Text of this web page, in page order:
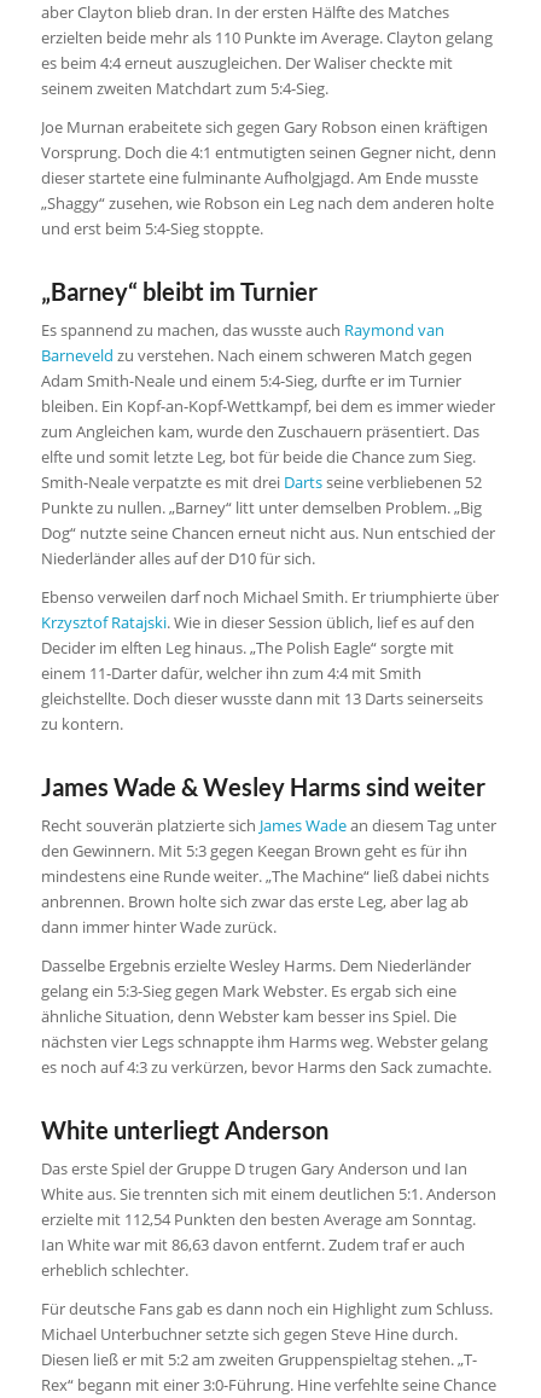
aber Clayton blieb dran. In der ersten Hälfte des Matches
erzielten beide mehr als 110 Punkte im Average. Clayton gelang
es beim 4:4 erneut auszugleichen. Der Waliser checkte mit
seinem zweiten Matchdart zum 5:4-Sieg.
Joe Murnan erabeitete sich gegen Gary Robson einen kräftigen
Vorsprung. Doch die 4:1 entmutigten seinen Gegner nicht, denn
dieser startete eine fulminante Aufholgjagd. Am Ende musste
„Shaggy“ zusehen, wie Robson ein Leg nach dem anderen holte
und erst beim 5:4-Sieg stoppte.
„Barney“ bleibt im Turnier
Es spannend zu machen, das wusste auch Raymond van
Barneveld zu verstehen. Nach einem schweren Match gegen
Adam Smith-Neale und einem 5:4-Sieg, durfte er im Turnier
bleiben. Ein Kopf-an-Kopf-Wettkampf, bei dem es immer wieder
zum Angleichen kam, wurde den Zuschauern präsentiert. Das
elfte und somit letzte Leg, bot für beide die Chance zum Sieg.
Smith-Neale verpatzte es mit drei Dartsseine verbliebenen 52
Punkte zu nullen. „Barney“ litt unter demselben Problem. „Big
Dog“ nutzte seine Chancen erneut nicht aus. Nun entschied der
Niederländer alles auf der D10 für sich.
Ebenso verweilen darf noch Michael Smith. Er triumphierte über
Krzysztof Ratajski. Wie in dieser Session üblich, lief es auf den
Decider im elften Leg hinaus. „The Polish Eagle“ sorgte mit
einem 11-Darter dafür, welcher ihn zum 4:4 mit Smith
gleichstellte. Doch dieser wusste dann mit 13 Darts seinerseits
zu kontern.
James Wade & Wesley Harms sind weiter
Recht souverän platzierte sich James Wadean diesem Tag unter
den Gewinnern. Mit 5:3 gegen Keegan Brown geht es für ihn
mindestens eine Runde weiter. „The Machine“ ließ dabei nichts
anbrennen. Brown holte sich zwar das erste Leg, aber lag ab
dann immer hinter Wade zurück.
Dasselbe Ergebnis erzielte Wesley Harms. Dem Niederländer
gelang ein 5:3-Sieg gegen Mark Webster. Es ergab sich eine
ähnliche Situation, denn Webster kam besser ins Spiel. Die
nächsten vier Legs schnappte ihm Harms weg. Webster gelang
es noch auf 4:3 zu verkürzen, bevor Harms den Sack zumachte.
White unterliegt Anderson
Das erste Spiel der Gruppe D trugen Gary Anderson und Ian
White aus. Sie trennten sich mit einem deutlichen 5:1. Anderson
erzielte mit 112,54 Punkten den besten Average am Sonntag.
Ian White war mit 86,63 davon entfernt. Zudem traf er auch
erheblich schlechter.
Für deutsche Fans gab es dann noch ein Highlight zum Schluss.
Michael Unterbuchner setzte sich gegen Steve Hine durch.
Diesen ließ er mit 5:2 am zweiten Gruppenspieltag stehen. „T-
Rex“ begann mit einer 3:0-Führung. Hine verfehlte seine Chance